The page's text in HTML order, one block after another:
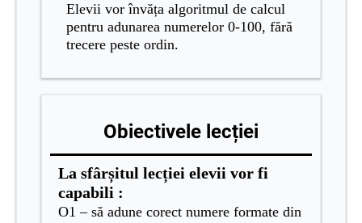
Elevii vor învăța algoritmul de calcul
pentru adunarea numerelor 0-100, fără
trecere peste ordin.
Obiectivele lecției
La sfârșitul lecției elevii vor fi
capabili :
O1 – să adune corect numere formate din